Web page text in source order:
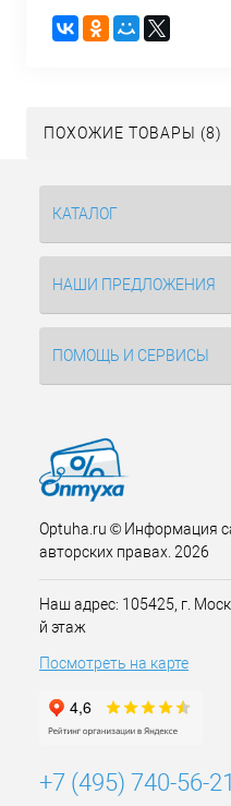
ПОХОЖИЕ ТОВАРЫ (8)
КАТАЛОГ
НАШИ ПРЕДЛОЖЕНИЯ
ПОМОЩЬ И СЕРВИСЫ
Optuha.ru © Информация
авторских правах. 2026
Наш адрес: 105425, г.
й этаж
Посмотреть на карте
+7 (495) 740-56-21